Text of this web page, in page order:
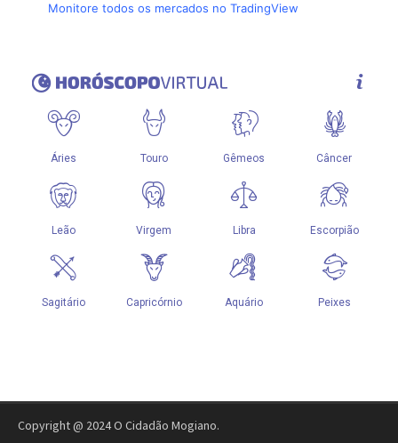
Monitore todos os mercados no TradingView
Copyright @ 2024 O Cidadão Mogiano.